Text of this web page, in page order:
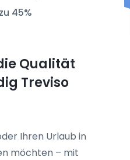
45%
Qualität
Treviso
Ihren Urlaub in
möchten – mit